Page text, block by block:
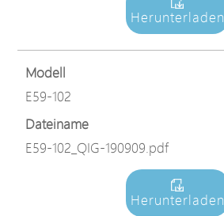
Herunterladen
Modell
E59-102
Dateiname
E59-102_QIG-190909.pdf
Herunterladen